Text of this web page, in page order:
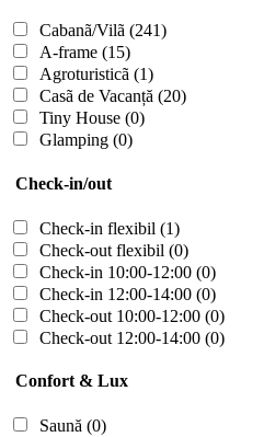
Cabanã/Vilã (241)
A-frame (15)
Agroturisticã (1)
Casã de Vacanță (20)
Tiny House (0)
Glamping (0)
Check-in/out
Check-in flexibil (1)
Check-out flexibil (0)
Check-in 10:00-12:00 (0)
Check-in 12:00-14:00 (0)
Check-out 10:00-12:00 (0)
Check-out 12:00-14:00 (0)
Confort & Lux
Saună (0)